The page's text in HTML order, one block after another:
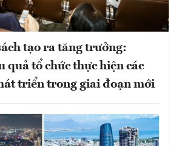
tạo ra tăng trưởng:
quả tổ chức thực hiện các
triển trong giai đoạn mới